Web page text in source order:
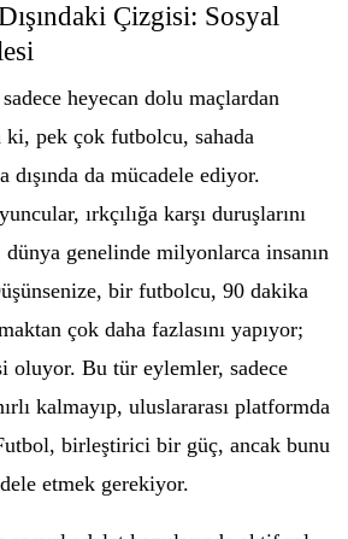
Çizgisi: Sosyal
heyecan dolu maçlardan
ki, pek çok futbolcu, sahada
dışında da mücadele ediyor.
ırkçılığa karşı duruşlarını
dünya genelinde milyonlarca insanın
bir futbolcu, 90 dakika
çok daha fazlasını yapıyor;
oluyor. Bu tür eylemler, sadece
kalmayıp, uluslararası platformda
birleştirici bir güç, ancak bunu
etmek gerekiyor.